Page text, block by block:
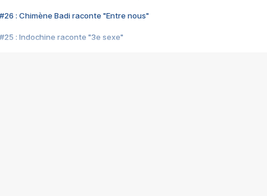
#26 : Chimène Badi raconte "Entre nous"
#25 : Indochine raconte "3e sexe"